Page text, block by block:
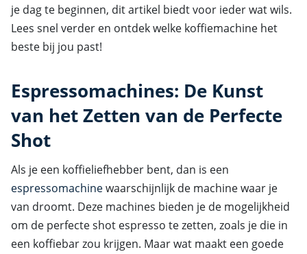
je dag te beginnen, dit artikel biedt voor ieder wat wils.
Lees snel verder en ontdek welke koffiemachine het
beste bij jou past!
Espressomachines: De Kunst
van het Zetten van de Perfecte
Shot
Als je een koffieliefhebber bent, dan is een
espressomachinewaarschijnlijk de machine waar je
van droomt. Deze machines bieden je de mogelijkheid
om de perfecte shot espresso te zetten, zoals je die in
een koffiebar zou krijgen. Maar wat maakt een goede